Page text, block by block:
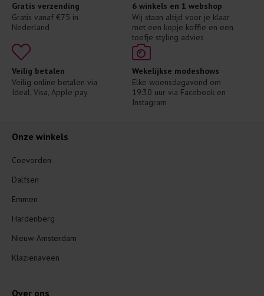
Gratis verzending
Gratis vanaf €75 in
Nederland
6 winkels en 1 webshop
Wij staan altijd voor je klaar
met een kopje koffie en een
toefje styling advies
Veilig betalen
Veilig online betalen via
Ideal, Visa, Apple pay
Wekelijkse modeshows
Elke woensdagavond om
19:30 uur via Facebook en
Instagram
Onze winkels
Coevorden
Dalfsen
Emmen
Hardenberg
Nieuw-Amsterdam
Klazienaveen
Over ons